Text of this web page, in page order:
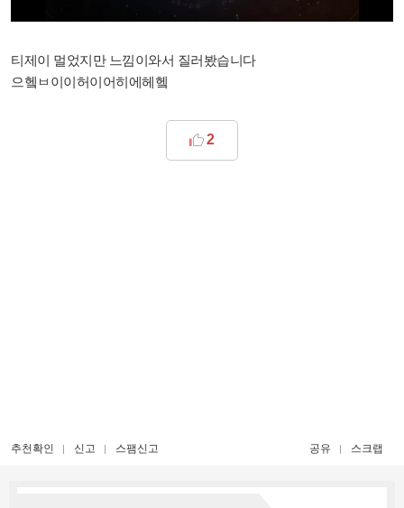
티제이 멀었지만 느낌이와서 질러봤습니다
으헼ㅂ이이허이어히에헤헼
2
추천확인 신고 스팸신고 공유 스크랩